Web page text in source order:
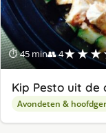
⏱ 45 min👥 4
Kip Pesto uit de
Avondeten &